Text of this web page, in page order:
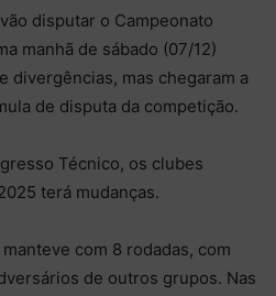
disputar o Campeonato
manhã de sábado (07/12)
divergências, mas chegaram a
de disputa da competição.
Técnico, os clubes
terá mudanças.
com 8 rodadas, com
de outros grupos. Nas